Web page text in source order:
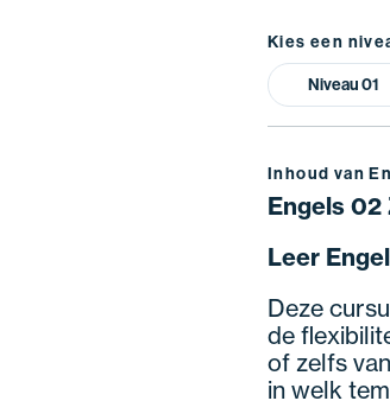
Kies een
Niveau 01
Inhoud van
Engels
Leer
Deze
de
of zelfs
in welk